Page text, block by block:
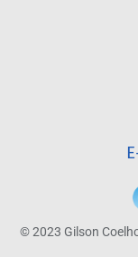
© 2023 Gilson